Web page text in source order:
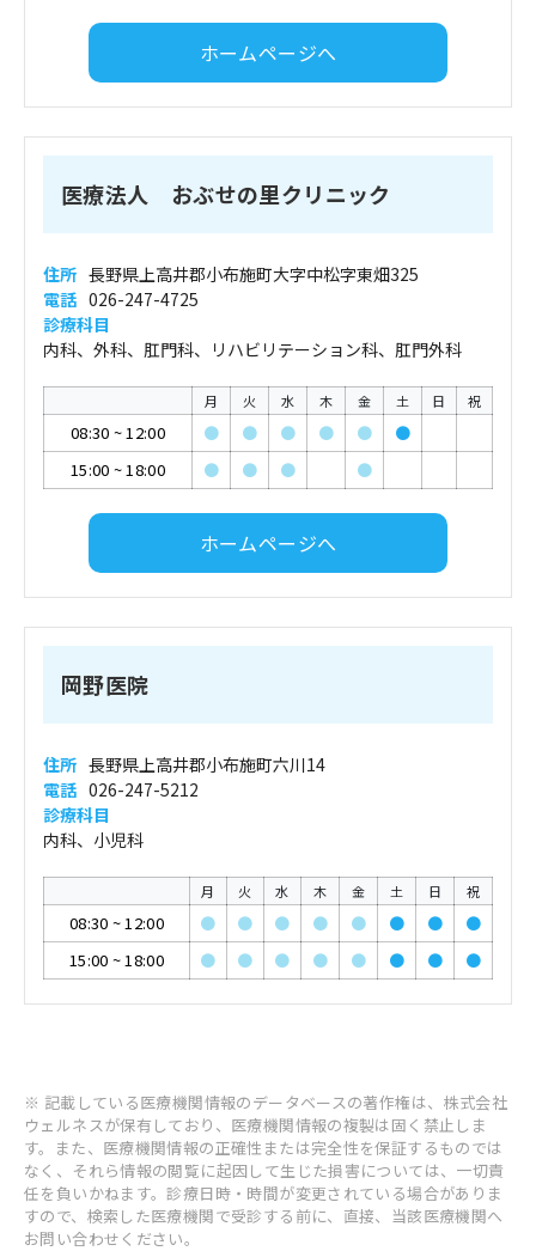
ホームページへ
医療法人 おぶせの里クリニック
住所 長野県上高井郡小布施町大字中松字東畑325
電話 026-247-4725
診療科目
内科、外科、肛門科、リハビリテーション科、肛門外科
月 火 水 木 金 土 日 祝
08:30 ~12:00 ● ● ● ● ●
●
15:00 ~18:00 ● ● ● ●
ホームページへ
岡野医院
住所 長野県上高井郡小布施町六川14
電話 026-247-5212
診療科目
内科、小児科
月 火 水 木 金 土 日 祝
08:30 ~12:00 ● ● ● ● ● ● ●
●
15:00 ~18:00 ● ● ● ● ● ● ● ●
※ 記載している医療機関情報のデータベースの著作権は、株式会社
ウェルネスが保有しており、医療機関情報の複製は固く禁止しま
す。また、医療機関情報の正確性または完全性を保証するものでは
なく、それら情報の閲覧に起因して生じた損害については、一切責
任を負いかねます。診療日時・時間が変更されている場合がありま
すので、検索した医療機関で受診する前に、直接、当該医療機関へ
お問い合わせください。